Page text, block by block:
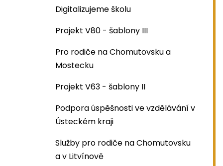
Digitalizujeme školu
Projekt V80 - šablony III
Pro rodiče na Chomutovsku a
Mostecku
Projekt V63 - šablony II
Podpora úspěšnosti ve vzdělávání v
Ústeckém kraji
Služby pro rodiče na Chomutovsku
a v Litvínově